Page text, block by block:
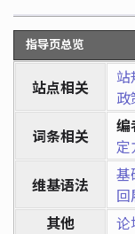
指导页总览
站点相关
站
政
词条相关
编
定
维基语法
基
回
其他
论